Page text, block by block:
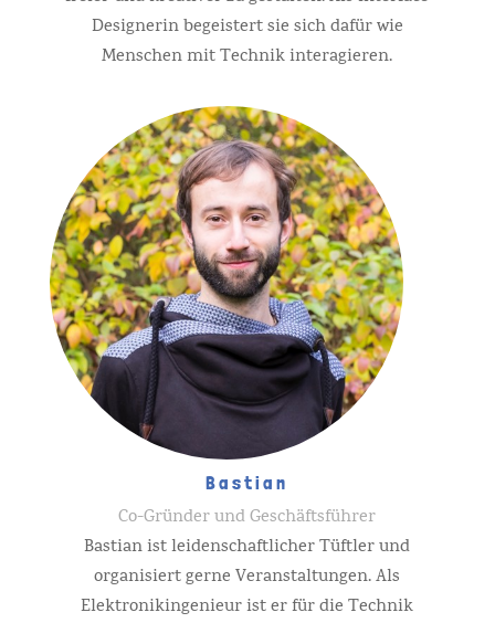
Designerin begeistert sie sich dafür wie
Menschen mit Technik interagieren.
Bastian
Co-Gründer und Geschäftsführer
Bastian ist leidenschaftlicher Tüftler und
organisiert gerne Veranstaltungen. Als
Elektronikingenieur ist er für die Technik